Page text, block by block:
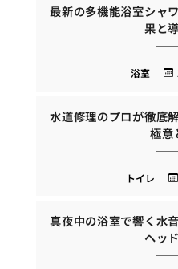
最新の多機能浴室シャ
果と
浴室
水道修理のプロが徹底
極意
トイレ
真夜中の浴室で響く水
ヘッ